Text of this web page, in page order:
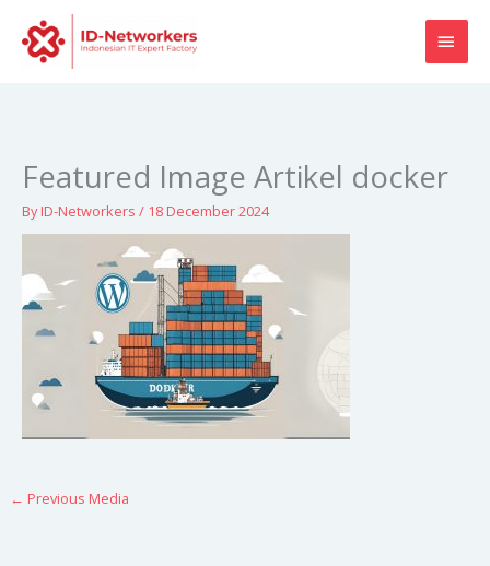
content
Featured Image Artikel docker
ByID-Networkers / 18 December 2024
← Previous Media